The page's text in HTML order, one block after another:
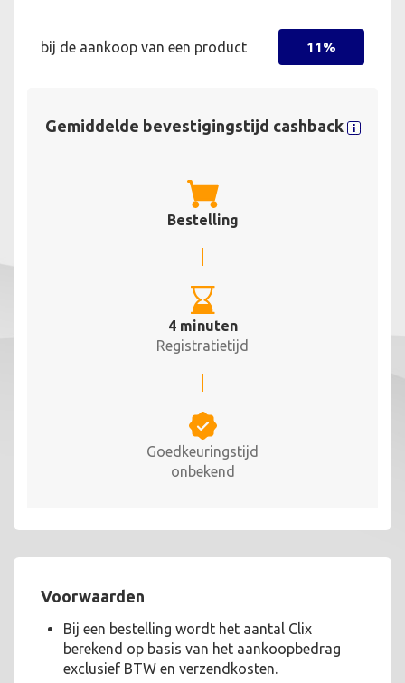
bij de aankoop van een product 11%
Gemiddelde bevestigingstijd cashback
Bestelling
4 minuten
Registratietijd
Goedkeuringstijd
onbekend
Voorwaarden
Bij een bestelling wordt het aantal Clix
berekend op basis van het aankoopbedrag
exclusief BTW en verzendkosten.